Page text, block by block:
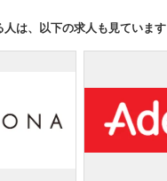
は、以下の求人も見ています